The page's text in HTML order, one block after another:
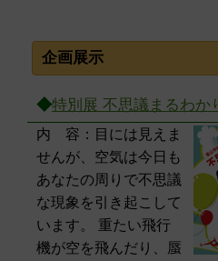
企画展示
◆特別展 不思議まるわか
内 容：目には見えま
せんが、空気は今日も
あなたの周りで不思議
な現象を引き起こして
います。 重たい飛行
機が空を飛んだり、蜃